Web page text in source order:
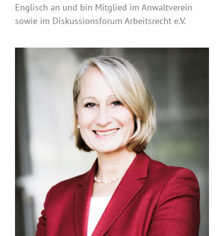
Englisch an und bin Mitglied im Anwaltverein
sowie im Diskussionsforum Arbeitsrecht e.V.